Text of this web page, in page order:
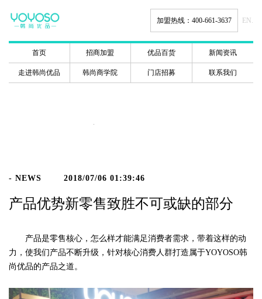
加盟热线：400-661-3637 EN.
首页 招商加盟 优品百货 新闻资讯
走进韩尚优品 韩尚商学院 门店招募 联系我们
- NEWS 2018/07/06 01:39:46
产品优势新零售致胜不可或缺的部分
产品是零售核心，怎么样才能满足消费者需求，带着这样的动
力，使我们产品不断升级，针对核心消费人群打造属于YOYOSO韩
尚优品的产品之道。